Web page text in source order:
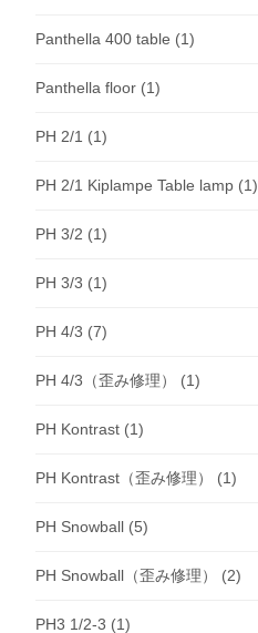
Panthella 400 table (1)
Panthella floor (1)
PH 2/1 (1)
PH 2/1 Kiplampe Table lamp (1)
PH 3/2 (1)
PH 3/3 (1)
PH 4/3 (7)
PH 4/3（歪み修理） (1)
PH Kontrast (1)
PH Kontrast（歪み修理） (1)
PH Snowball (5)
PH Snowball（歪み修理） (2)
PH3 1/2-3 (1)